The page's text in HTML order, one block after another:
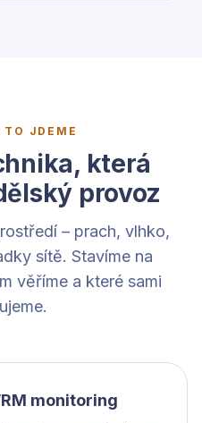
JDEME
která
provoz
– prach, vlhko,
sítě. Stavíme na
věříme a které sami
monitoring